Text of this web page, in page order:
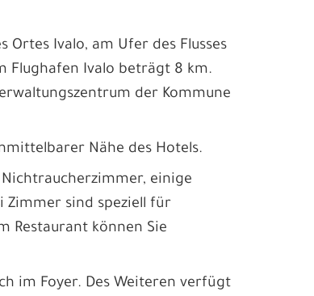
Ortes Ivalo, am Ufer des Flusses
Flughafen Ivalo beträgt 8 km.
der Kommune
Nähe des Hotels.
einige
Zimmer sind speziell für
Restaurant können Sie
im Foyer. Des Weiteren verfügt